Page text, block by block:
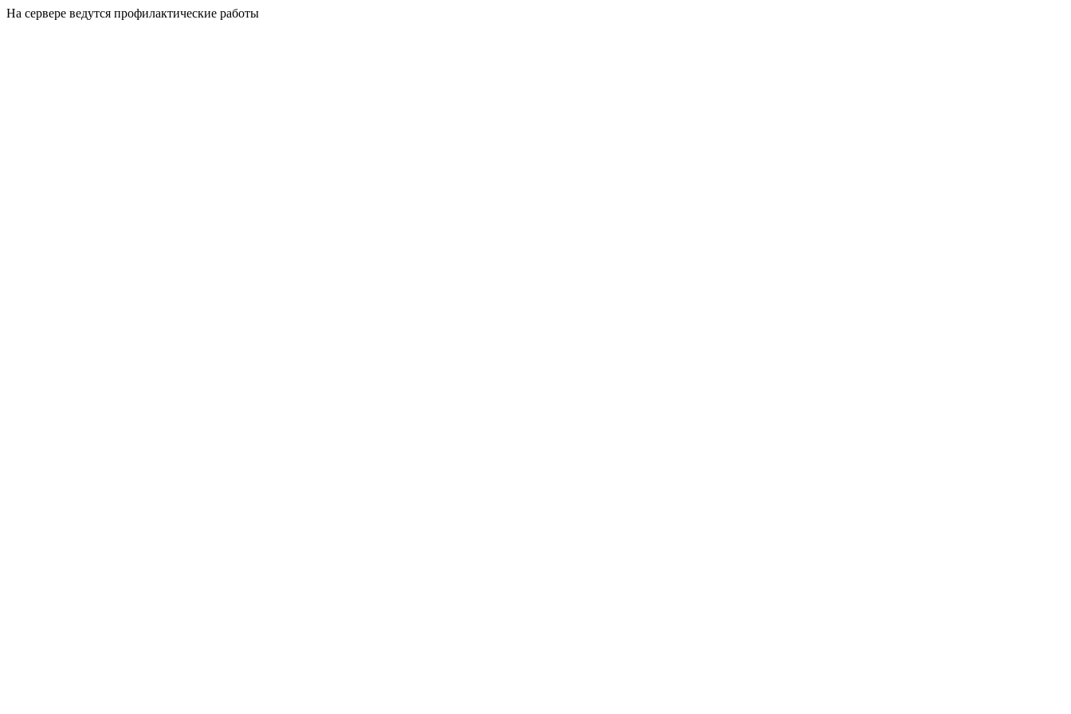
На сервере ведутся профилактические работы